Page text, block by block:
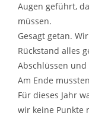
Augen geführt,
müssen.
Gesagt getan.
Rückstand alles
Abschlüssen
Am Ende
Für dieses Jahr
wir keine Punkte